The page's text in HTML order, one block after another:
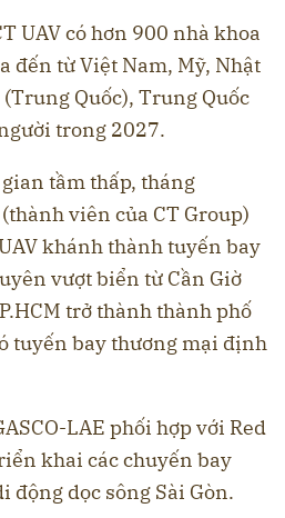
UAV có hơn 900 nhà khoa
đến từ Việt Nam, Mỹ, Nhật
Quốc), Trung Quốc
trong 2027.
tầm thấp, tháng
viên của CT Group)
khánh thành tuyến bay
vượt biển từ Cần Giờ
trở thành thành phố
tuyến bay thương mại định
LAE phối hợp với Red
khai các chuyến bay
động dọc sông Sài Gòn.